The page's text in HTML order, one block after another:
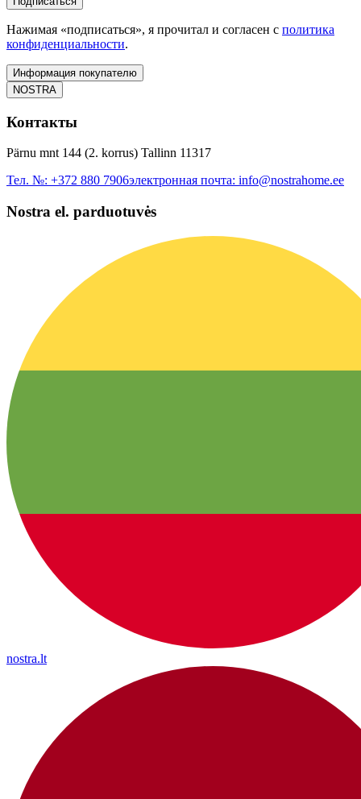
Нажимая «подписаться», я прочитал и согласен с политика
конфиденциальности.
Информация покупателю
NOSTRA
Контакты
Pärnu mnt 144 (2. korrus) Tallinn 11317
Тел. №: +372 880 7906электронная почта: info@nostrahome.ee
Nostra el. parduotuvės
nostra.lt